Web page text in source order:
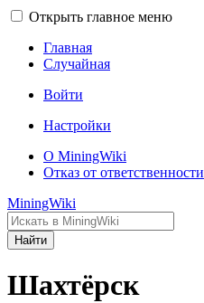
Открыть главное меню
Главная
Случайная
Войти
Настройки
О MiningWiki
Отказ от ответственности
MiningWiki
Найти
Шахтёрск